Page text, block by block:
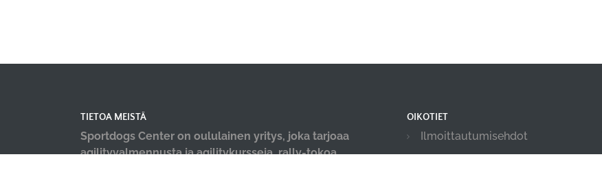
TIETOA MEISTÄ
Sportdogs Center on oululainen yritys, joka tarjoaa
agilityvalmennusta ja agilitykursseja, rally-tokoa,
OIKOTIET
Ilmoittautumisehdot